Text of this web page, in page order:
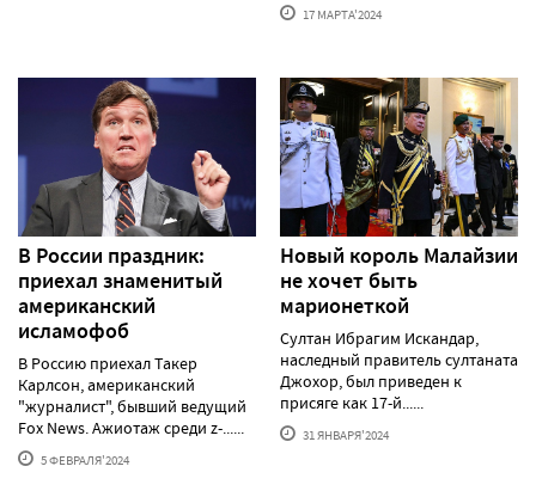
17 МАРТА'2024
В России праздник:
приехал знаменитый
американский
исламофоб
В Россию приехал Такер
Карлсон, американский
"журналист", бывший ведущий
Fox News. Ажиотаж среди z-......
5 ФЕВРАЛЯ'2024
Новый король Малайзии
не хочет быть
марионеткой
Султан Ибрагим Искандар,
наследный правитель султаната
Джохор, был приведен к
присяге как 17-й......
31 ЯНВАРЯ'2024